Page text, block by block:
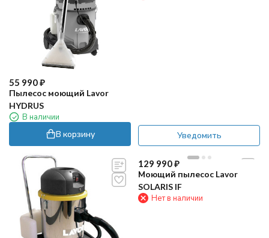
55 990₽
Пылесос моющий Lavor
HYDRUS
В наличии
В корзину Уведомить
129 990₽
Моющий пылесос Lavor
SOLARIS IF
Нет в наличии